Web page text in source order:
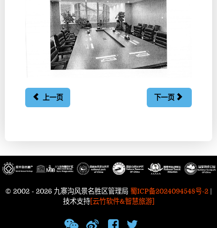
上一页 下一页
© 2002 - 2026 九寨沟风景名胜区管理局 蜀ICP备2024094548号-2 |
技术支持[云竹软件&智慧旅游]